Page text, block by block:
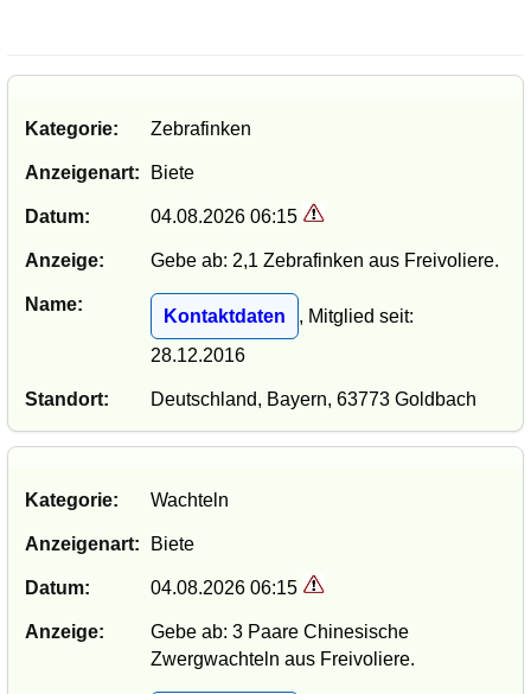
Kategorie: Zebrafinken
Anzeigenart: Biete
Datum: 04.08.2026 06:15
Anzeige: Gebe ab: 2,1 Zebrafinken aus Freivoliere.
Name:
Kontaktdaten
, Mitglied seit:
28.12.2016
Standort: Deutschland, Bayern, 63773 Goldbach
Kategorie: Wachteln
Anzeigenart: Biete
Datum: 04.08.2026 06:15
Anzeige:
Gebe ab: 3 Paare Chinesische
Zwergwachteln aus Freivoliere.